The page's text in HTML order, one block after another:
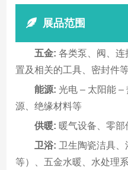
展品范围
五金: 各类泵、阀、连
置及相关的工具、密封件
能源: 光电 – 太阳能 –
源、绝缘材料等
供暖: 暖气设备、零
卫浴: 卫生陶瓷洁具
等）、五金水暖、水处理